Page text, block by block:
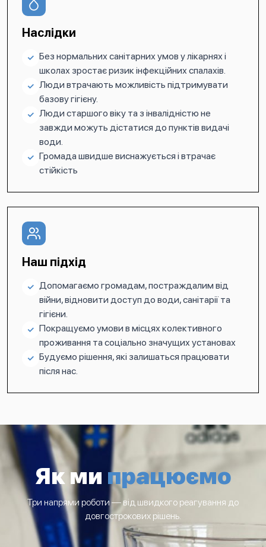
Наслідки
Без нормальних санітарних умов у лікарнях і
школах зростає ризик інфекційних спалахів.
Люди втрачають можливість підтримувати
базову гігієну.
Люди старшого віку та з інвалідністю не
завжди можуть дістатися до пунктів видачі
води.
Громада швидше виснажується і втрачає
стійкість
Наш підхід
Допомагаємо громадам, постраждалим від
війни, відновити доступ до води, санітарії та
гігієни.
Покращуємо умови в місцях колективного
проживання та соціально значущих установах
Будуємо рішення, які залишаться працювати
після нас.
Як ми працюємо
Три напрями роботи — від швидкого реагування до
довгострокових рішень.